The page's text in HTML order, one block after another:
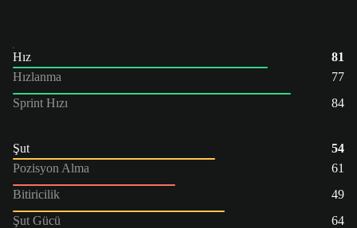
Hız
81
Hızlanma
77
Sprint Hızı
84
Şut
54
Pozisyon Alma
61
Bitiricilik
49
Şut Gücü
64